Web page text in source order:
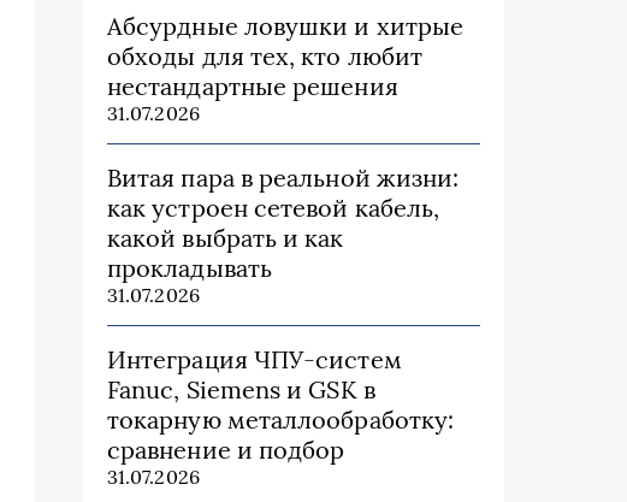
Абсурдные ловушки и хитрые
обходы для тех, кто любит
нестандартные решения
31.07.2026
Витая пара в реальной жизни:
как устроен сетевой кабель,
какой выбрать и как
прокладывать
31.07.2026
Интеграция ЧПУ-систем
Fanuc, Siemens и GSK в
токарную металлообработку:
сравнение и подбор
31.07.2026